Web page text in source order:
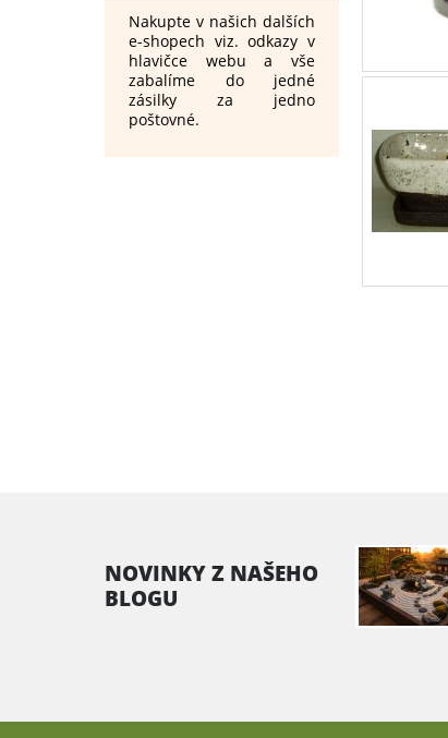
Nakupte v našich dalších
e-shopech viz. odkazy v
hlavičce webu a vše
zabalíme do jedné
zásilky za jedno
poštovné.
NOVINKY Z NAŠEHO
BLOGU